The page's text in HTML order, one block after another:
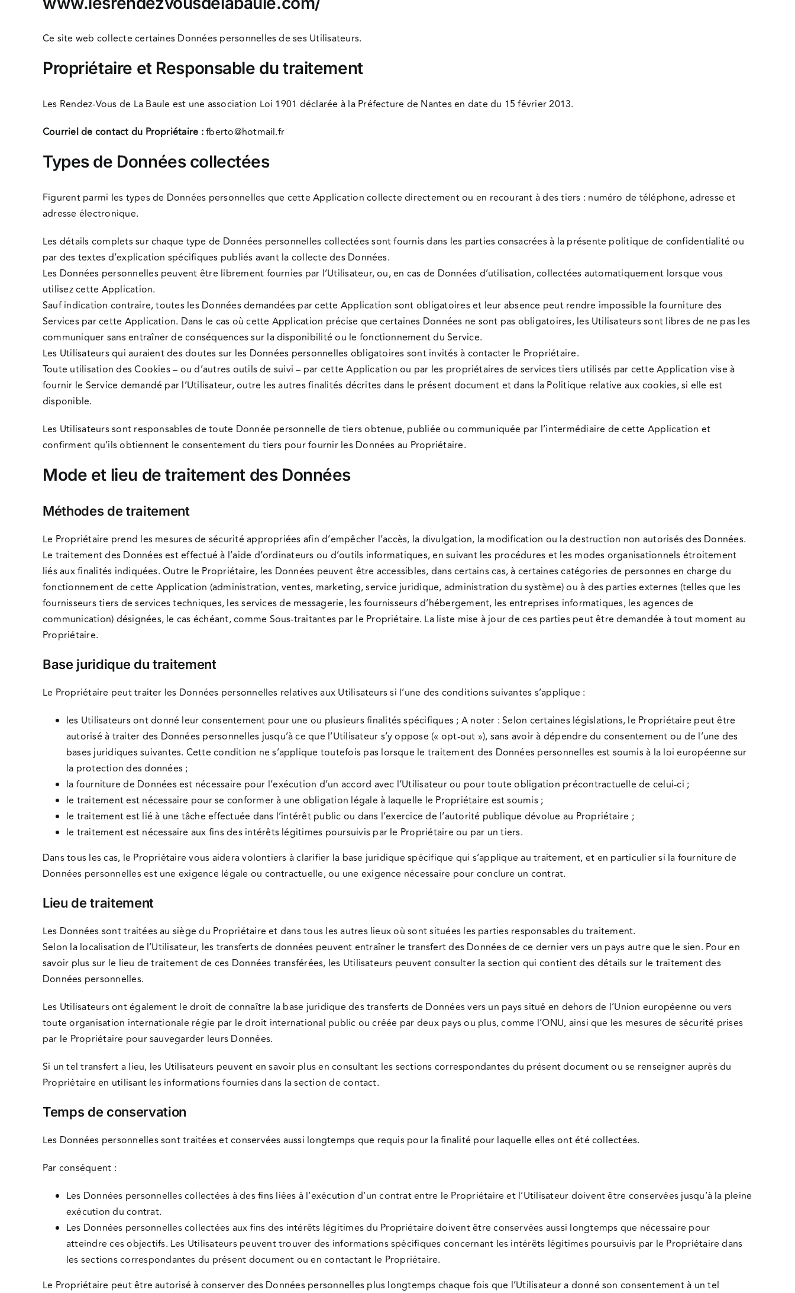
Ce site web collecte certaines Données personnelles de ses Utilisateurs.
Propriétaire et Responsable du traitement
Les Rendez-Vous de La Baule est une association Loi 1901 déclarée à la Préfecture de Nantes en date du 15 février 2013.
Courriel de contact du Propriétaire :fberto@hotmail.fr
Types de Données collectées
Figurent parmi les types de Données personnelles que cette Application collecte directement ou en recourant à des tiers : numéro de téléphone, adresse et
adresse électronique.
Les détails complets sur chaque type de Données personnelles collectées sont fournis dans les parties consacrées à la présente politique de confidentialité ou
par des textes d’explication spécifiques publiés avant la collecte des Données.
Les Données personnelles peuvent être librement fournies par l’Utilisateur, ou, en cas de Données d’utilisation, collectées automatiquement lorsque vous
utilisez cette Application.
Sauf indication contraire, toutes les Données demandées par cette Application sont obligatoires et leur absence peut rendre impossible la fourniture des
Services par cette Application. Dans le cas où cette Application précise que certaines Données ne sont pas obligatoires, les Utilisateurs sont libres de ne pas les
communiquer sans entraîner de conséquences sur la disponibilité ou le fonctionnement du Service.
Les Utilisateurs qui auraient des doutes sur les Données personnelles obligatoires sont invités à contacter le Propriétaire.
Toute utilisation des Cookies – ou d’autres outils de suivi – par cette Application ou par les propriétaires de services tiers utilisés par cette Application vise à
fournir le Service demandé par l’Utilisateur, outre les autres finalités décrites dans le présent document et dans la Politique relative aux cookies, si elle est
disponible.
Les Utilisateurs sont responsables de toute Donnée personnelle de tiers obtenue, publiée ou communiquée par l’intermédiaire de cette Application et
confirment qu’ils obtiennent le consentement du tiers pour fournir les Données au Propriétaire.
Mode et lieu de traitement des Données
Méthodes de traitement
Le Propriétaire prend les mesures de sécurité appropriées afin d’empêcher l’accès, la divulgation, la modification ou la destruction non autorisés des Données.
Le traitement des Données est effectué à l’aide d’ordinateurs ou d’outils informatiques, en suivant les procédures et les modes organisationnels étroitement
liés aux finalités indiquées. Outre le Propriétaire, les Données peuvent être accessibles, dans certains cas, à certaines catégories de personnes en charge du
fonctionnement de cette Application (administration, ventes, marketing, service juridique, administration du système) ou à des parties externes (telles que les
fournisseurs tiers de services techniques, les services de messagerie, les fournisseurs d’hébergement, les entreprises informatiques, les agences de
communication) désignées, le cas échéant, comme Sous-traitantes par le Propriétaire. La liste mise à jour de ces parties peut être demandée à tout moment au
Propriétaire.
Base juridique du traitement
Le Propriétaire peut traiter les Données personnelles relatives aux Utilisateurs si l’une des conditions suivantes s’applique :
les Utilisateurs ont donné leur consentement pour une ou plusieurs finalités spécifiques ; A noter : Selon certaines législations, le Propriétaire peut être
autorisé à traiter des Données personnelles jusqu’à ce que l’Utilisateur s’y oppose (« opt-out »), sans avoir à dépendre du consentement ou de l’une des
bases juridiques suivantes. Cette condition ne s’applique toutefois pas lorsque le traitement des Données personnelles est soumis à la loi européenne sur
la protection des données ;
la fourniture de Données est nécessaire pour l’exécution d’un accord avec l’Utilisateur ou pour toute obligation précontractuelle de celui-ci ;
le traitement est nécessaire pour se conformer à une obligation légale à laquelle le Propriétaire est soumis ;
le traitement est lié à une tâche effectuée dans l’intérêt public ou dans l’exercice de l’autorité publique dévolue au Propriétaire ;
le traitement est nécessaire aux fins des intérêts légitimes poursuivis par le Propriétaire ou par un tiers.
Dans tous les cas, le Propriétaire vous aidera volontiers à clarifier la base juridique spécifique qui s’applique au traitement, et en particulier si la fourniture de
Données personnelles est une exigence légale ou contractuelle, ou une exigence nécessaire pour conclure un contrat.
Lieu de traitement
Les Données sont traitées au siège du Propriétaire et dans tous les autres lieux où sont situées les parties responsables du traitement.
Selon la localisation de l’Utilisateur, les transferts de données peuvent entraîner le transfert des Données de ce dernier vers un pays autre que le sien. Pour en
savoir plus sur le lieu de traitement de ces Données transférées, les Utilisateurs peuvent consulter la section qui contient des détails sur le traitement des
Données personnelles.
Les Utilisateurs ont également le droit de connaître la base juridique des transferts de Données vers un pays situé en dehors de l’Union européenne ou vers
toute organisation internationale régie par le droit international public ou créée par deux pays ou plus, comme l’ONU, ainsi que les mesures de sécurité prises
par le Propriétaire pour sauvegarder leurs Données.
Si un tel transfert a lieu, les Utilisateurs peuvent en savoir plus en consultant les sections correspondantes du présent document ou se renseigner auprès du
Propriétaire en utilisant les informations fournies dans la section de contact.
Temps de conservation
Les Données personnelles sont traitées et conservées aussi longtemps que requis pour la finalité pour laquelle elles ont été collectées.
Par conséquent :
Les Données personnelles collectées à des fins liées à l’exécution d’un contrat entre le Propriétaire et l’Utilisateur doivent être conservées jusqu’à la pleine
exécution du contrat.
Les Données personnelles collectées aux fins des intérêts légitimes du Propriétaire doivent être conservées aussi longtemps que nécessaire pour
atteindre ces objectifs. Les Utilisateurs peuvent trouver des informations spécifiques concernant les intérêts légitimes poursuivis par le Propriétaire dans
les sections correspondantes du présent document ou en contactant le Propriétaire.
Le Propriétaire peut être autorisé à conserver des Données personnelles plus longtemps chaque fois que l’Utilisateur a donné son consentement à un tel